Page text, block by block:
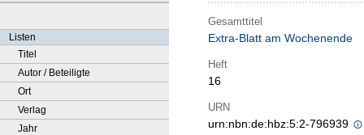
Listen
Titel
Autor / Beteiligte
Ort
Verlag
Jahr
Gesamttitel
Extra-Blatt am Wochenende
Heft
16
URN
urn:nbn:de:hbz:5:2-796939